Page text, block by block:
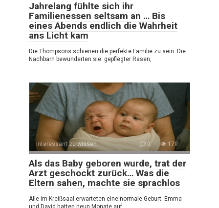
Jahrelang fühlte sich ihr
Familienessen seltsam an … Bis
eines Abends endlich die Wahrheit
ans Licht kam
Die Thompsons schienen die perfekte Familie zu sein. Die
Nachbarn bewunderten sie: gepflegter Rasen,
Interessant zu wissen 0 170
Als das Baby geboren wurde, trat der
Arzt geschockt zurück… Was die
Eltern sahen, machte sie sprachlos
Alle im Kreißsaal erwarteten eine normale Geburt. Emma
und David hatten neun Monate auf